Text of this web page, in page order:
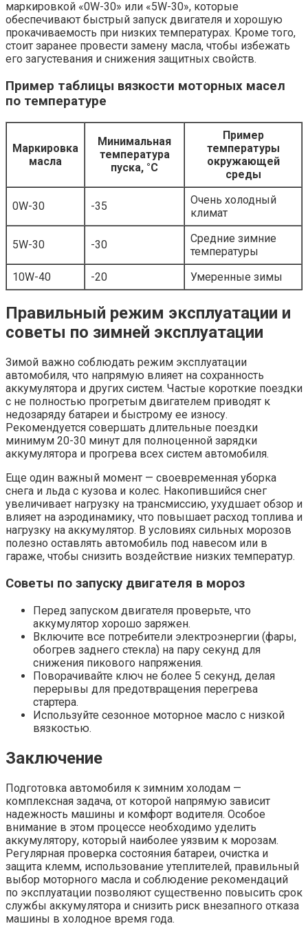
маркировкой «0W-30» или «5W-30», которые
обеспечивают быстрый запуск двигателя и хорошую
прокачиваемость при низких температурах. Кроме того,
стоит заранее провести замену масла, чтобы избежать
его загустевания и снижения защитных свойств.
Пример таблицы вязкости моторных масел
по температуре
Маркировка
масла
Минимальная
температура
пуска, °C
Пример
температуры
окружающей
среды
0W-30 -35
Очень холодный
климат
5W-30 -30
Средние зимние
температуры
10W-40
-20 Умеренные зимы
Правильный режим эксплуатации и
советы по зимней эксплуатации
Зимой важно соблюдать режим эксплуатации
автомобиля, что напрямую влияет на сохранность
аккумулятора и других систем. Частые короткие поездки
с не полностью прогретым двигателем приводят к
недозаряду батареи и быстрому ее износу.
Рекомендуется совершать длительные поездки
минимум 20-30 минут для полноценной зарядки
аккумулятора и прогрева всех систем автомобиля.
Еще один важный момент — своевременная уборка
снега и льда с кузова и колес. Накопившийся снег
увеличивает нагрузку на трансмиссию, ухудшает обзор и
влияет на аэродинамику, что повышает расход топлива и
нагрузку на аккумулятор. В условиях сильных морозов
полезно оставлять автомобиль под навесом или в
гараже, чтобы снизить воздействие низких температур.
Советы по запуску двигателя в мороз
Перед запуском двигателя проверьте, что
аккумулятор хорошо заряжен.
Включите все потребители электроэнергии (фары,
обогрев заднего стекла) на пару секунд для
снижения пикового напряжения.
Поворачивайте ключ не более 5 секунд, делая
перерывы для предотвращения перегрева
стартера.
Используйте сезонное моторное масло с низкой
вязкостью.
Заключение
Подготовка автомобиля к зимним холодам —
комплексная задача, от которой напрямую зависит
надежность машины и комфорт водителя. Особое
внимание в этом процессе необходимо уделить
аккумулятору, который наиболее уязвим к морозам.
Регулярная проверка состояния батареи, очистка и
защита клемм, использование утеплителей, правильный
выбор моторного масла и соблюдение рекомендаций
по эксплуатации позволяют существенно повысить срок
службы аккумулятора и снизить риск внезапного отказа
машины в холодное время года.